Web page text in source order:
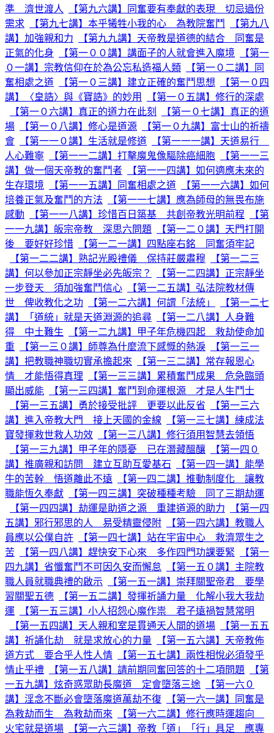
準 濟世渡人
【第九六講】同奮要有奉獻的表現 切忌過份
需求
【第九七講】本乎犧牲小我的心 為教院奮鬥
【第九八
講】加強親和力
【第九九講】天帝教是道德的結合 同奮是
正氣的化身
【第一００講】講面子的人就會進入魔境
【第一
０一講】宗教信仰在於為公忘私造福人類
【第一０二講】同
奮相處之道
【第一０三講】建立正確的奮鬥思想
【第一０四
講】〈皇誥〉與《寶誥》的妙用
【第一０五講】修行的深處
【第一０六講】真正的道力在此刻
【第一０七講】真正的道
場
【第一０八講】修心是道源
【第一０九講】富士山的祈禱
會
【第一一０講】生活就是修道
【第一一一講】天道易行
人心難寧
【第一一二講】打擊魔鬼像驅除癌細胞
【第一一三
講】做一個天帝教的奮鬥者
【第一一四講】如何適應未來的
生存環境
【第一一五講】同奮相處之道
【第一一六講】如何
培養正氣及奮鬥的方法
【第一一七講】應為師母的無畏布施
感動
【第一一八講】珍惜百日築基 共創帝教光明前程
【第
一一九講】皈宗帝教 深思六問題
【第一二０講】天門打開
後 要好好珍惜
【第一二一講】四點座右銘 同奮須牢記
【第一二二講】熟記光殿禮儀 保持莊嚴肅穆
【第一二三
講】何以參加正宗靜坐必先皈宗？
【第一二四講】正宗靜坐
一步登天 須加強奮鬥信心
【第一二五講】弘法院教材傳
世 俾收教化之功
【第一二六講】何謂「法統」
【第一二七
講】「道統」就是天道淵源的追尋
【第一二八講】人身難
得 中土難生
【第一二九講】甲子年危機四起 救劫使命加
重
【第一三０講】師尊為什麼流下感慨的熱淚
【第一三一
講】把教職神職切實承擔起來
【第一三二講】常存報恩心
情 才能悟得真理
【第一三三講】累積奮鬥成果 危急臨頭
顯出威能
【第一三四講】奮鬥到命運根源 才是人生鬥士
【第一三五講】勇於接受批評 更要以此反省
【第一三六
講】進入帝教大門 接上天國的金線
【第一三七講】練成法
寶發揮救世救人功效
【第一三八講】修行須用智慧去領悟
【第一三九講】甲子年的隱憂 已在潛藏醞釀
【第一四０
講】推廣親和訪問 建立互助互愛基石
【第一四一講】能學
牛的苦幹 悟道離此不遠
【第一四二講】推動制度化 讓教
職能恆久奉獻
【第一四三講】突破種種考驗 同了三期劫運
【第一四四講】劫運是助道之源 重建道源的助力
【第一四
五講】邪行邪思的人 易受精靈侵附
【第一四六講】教職人
員應以公僕自許
【第一四七講】站在宇宙中心 救濟眾生之
苦
【第一四八講】趕快安下心來 多作四門功課要緊
【第一
四九講】省懺奮鬥不可因久安而懈怠
【第一五０講】主院教
職人員就職典禮的啟示
【第一五一講】崇拜關聖帝君 要學
習關聖五德
【第一五二講】發揮祈誦力量 化解小我大我劫
運
【第一五三講】小人招怨心魔作祟 君子遠禍智慧常明
【第一五四講】天人親和室是貫通天人間的道場
【第一五五
講】祈誦化劫 就是求放心的力量
【第一五六講】天帝教佈
道方式 要合乎人性人情
【第一五七講】兩性相悅必須發乎
情止乎禮
【第一五八講】請前期同奮回答的十二項問題
【第
一五九講】炫奇惑眾助長魔道 定會墮落三途
【第一六０
講】淫念不斷必會墮落魔道萬劫不復
【第一六一講】同奮是
為救劫而生 為救劫而來
【第一六二講】修行應時運趨向
火宅就是道場
【第一六三講】帝教「道」「行」具足 應專